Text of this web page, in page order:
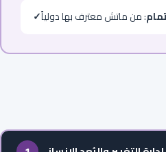
✓: من ماتش معترف بها دولياً